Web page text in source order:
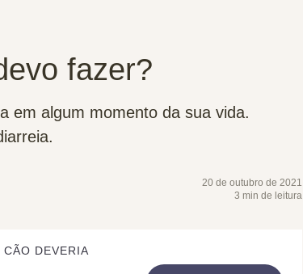
fazer?
em algum momento da sua vida.
20 de outubro de 2021
3 min de leitura
DEVERIA